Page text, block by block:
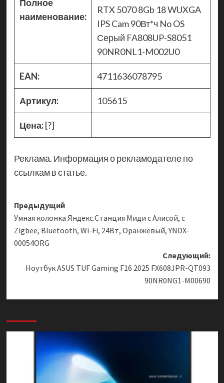
Полное
наименование:
RTX 5070 8Gb 18 WUXGA
IPS Cam 90Вт*ч No OS
Серый FA808UP-S8051
90NR0NL1-M002U0
EAN: 4711636078795
Артикул: 105615
Цена:[?]
Реклама. Информация о рекламодателе по
ссылкам в статье.
Навигация
записи
Предыдущий
Умная колонка Яндекс.Станция Миди с Алисой, с
Zigbee, Bluetooth, Wi-Fi, 24Вт, Оранжевый, YNDX-
00054ORG
Следующий:
Ноутбук ASUS TUF Gaming F16 2025 FX608JPR-QT093
90NR0NG1-M00690